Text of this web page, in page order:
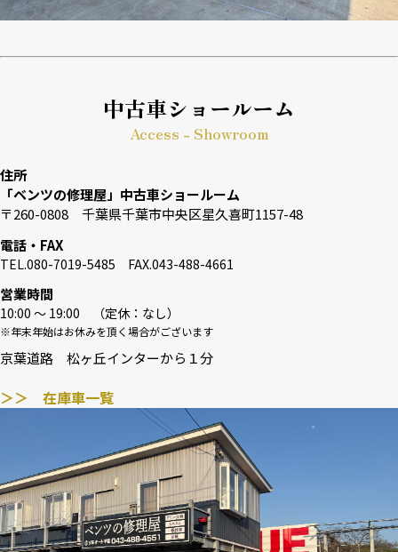
中古車ショールーム
Access - Showroom
住所
「ベンツの修理屋」中古車ショールーム
〒260-0808 千葉県千葉市中央区星久喜町1157-48
電話・FAX
TEL.080-7019-5485 FAX.043-488-4661
営業時間
10:00 〜 19:00 （定休：なし）
※年末年始はお休みを頂く場合がございます
京葉道路 松ヶ丘インターから１分
＞＞ 在庫車一覧